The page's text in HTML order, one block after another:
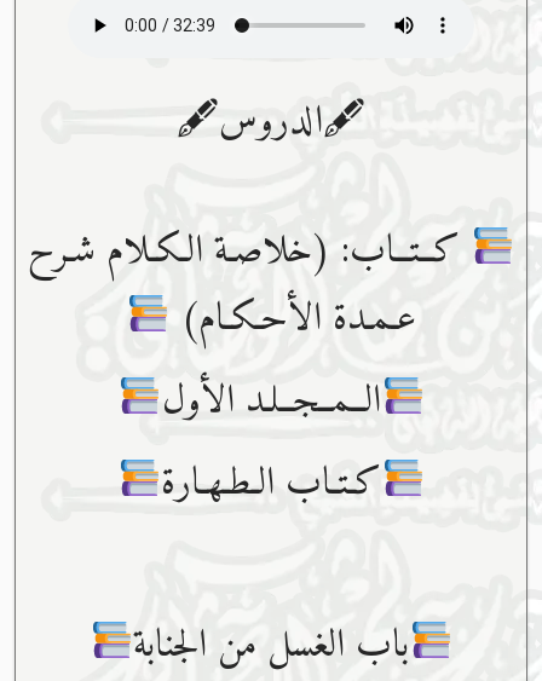
🖋الدروس🖋
كــتــاب: (خلاصـة الـكـلام شـرح
عـمـدة الأحـكـام)
الــمــجــلـد الأول
كـتـاب الـطـهـارة
باب الغسل من الجنابة